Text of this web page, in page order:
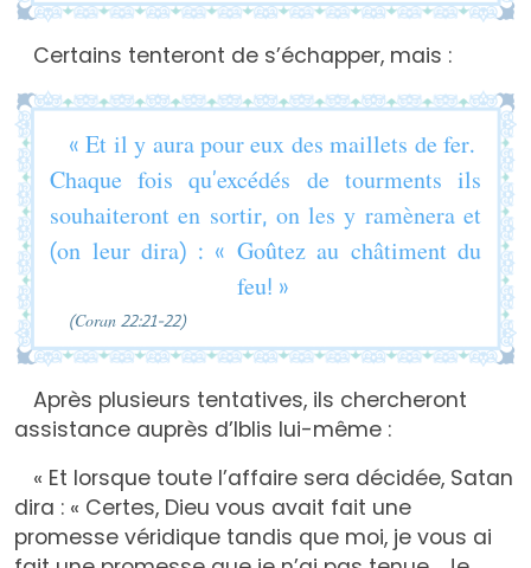
Certains tenteront de s’échapper, mais :
« Et il y aura pour eux des maillets de fer.
Chaque fois qu’excédés de tourments ils
souhaiteront en sortir, on les y ramènera et
(on leur dira) : « Goûtez au châtiment du
feu! »
(Coran 22:21-22)
Après plusieurs tentatives, ils chercheront
assistance auprès d’Iblis lui-même :
« Et lorsque toute l’affaire sera décidée, Satan
dira : « Certes, Dieu vous avait fait une
promesse véridique tandis que moi, je vous ai